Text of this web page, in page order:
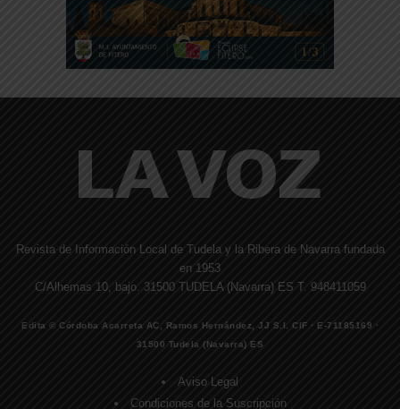
Revista de Información Local de Tudela y la Ribera de Navarra fundada
en 1953
C/Alhemas 10, bajo. 31500 TUDELA (Navarra) ES T. 948411059
Edita © Córdoba Acarreta AC, Ramos Hernández, JJ S.I. CIF · E-71185169 ·
31500 Tudela (Navarra) ES
Aviso Legal
Condiciones de la Suscripción